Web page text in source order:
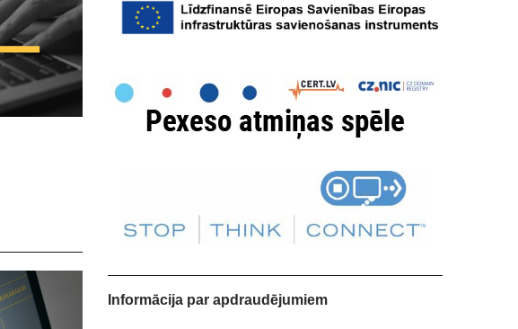
Informācija par apdraudējumiem